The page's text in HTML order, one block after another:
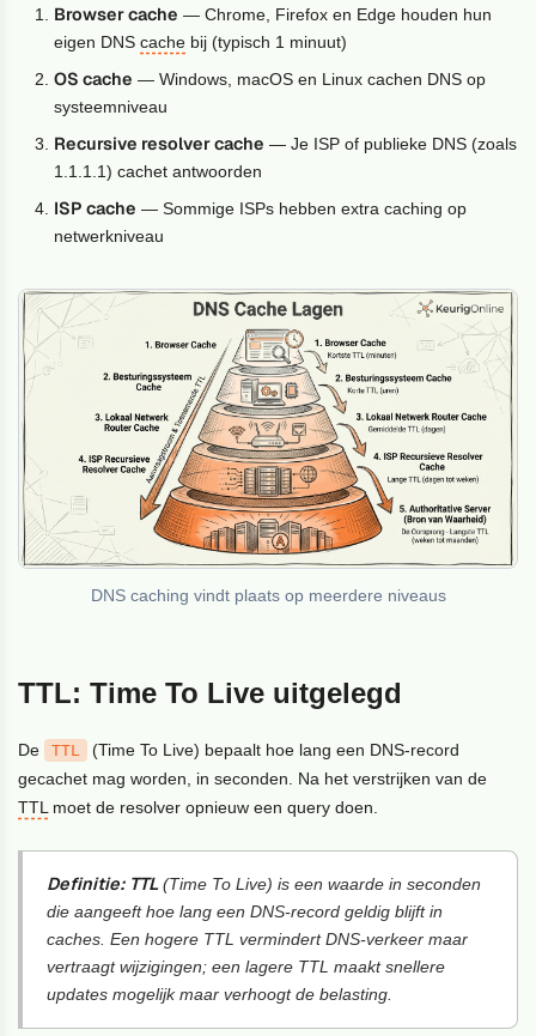
Browser cache — Chrome, Firefox en Edge houden hun
eigen DNScache bij (typisch 1 minuut)
OS cache — Windows, macOS en Linux cachen DNS op
systeemniveau
Recursive resolver cache — Je ISP of publieke DNS (zoals
1.1.1.1) cachet antwoorden
ISP cache — Sommige ISPs hebben extra caching op
netwerkniveau
DNS caching vindt plaats op meerdere niveaus
TTL: Time To Live uitgelegd
De TTL
(Time To Live) bepaalt hoe lang een DNS-record
gecachet mag worden, in seconden. Na het verstrijken van de
TTL moet de resolver opnieuw een query doen.
Definitie: TTL(Time To Live) is een waarde in seconden
die aangeeft hoe lang een DNS-record geldig blijft in
caches. Een hogere TTL vermindert DNS-verkeer maar
vertraagt wijzigingen; een lagere TTL maakt snellere
updates mogelijk maar verhoogt de belasting.